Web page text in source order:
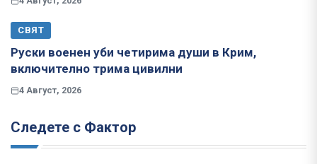
СВЯТ
Руски военен уби четирима души в Крим,
включително трима цивилни
4 Август, 2026
Следете с Фактор